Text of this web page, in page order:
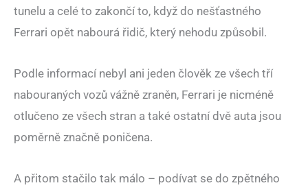
tunelu a celé to zakončí to, když do nešťastného
Ferrari opět nabourá řidič, který nehodu způsobil.
Podle informací nebyl ani jeden člověk ze všech tří
nabouraných vozů vážně zraněn, Ferrari je nicméně
otlučeno ze všech stran a také ostatní dvě auta jsou
poměrně značně poničena.
A přitom stačilo tak málo – podívat se do zpětného